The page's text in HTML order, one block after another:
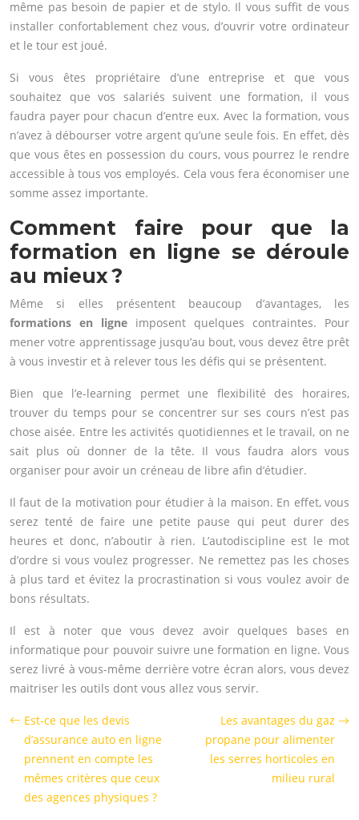
même pas besoin de papier et de stylo. Il vous suffit de vous
installer confortablement chez vous, d’ouvrir votre ordinateur
et le tour est joué.
Si vous êtes propriétaire d’une entreprise et que vous
souhaitez que vos salariés suivent une formation, il vous
faudra payer pour chacun d’entre eux. Avec la formation, vous
n’avez à débourser votre argent qu’une seule fois. En effet, dès
que vous êtes en possession du cours, vous pourrez le rendre
accessible à tous vos employés. Cela vous fera économiser une
somme assez importante.
Comment faire pour que la
formation en ligne se déroule
au mieux ?
Même si elles présentent beaucoup d’avantages, les
formations en ligne imposent quelques contraintes. Pour
mener votre apprentissage jusqu’au bout, vous devez être prêt
à vous investir et à relever tous les défis qui se présentent.
Bien que l’e-learning permet une flexibilité des horaires,
trouver du temps pour se concentrer sur ses cours n’est pas
chose aisée. Entre les activités quotidiennes et le travail, on ne
sait plus où donner de la tête. Il vous faudra alors vous
organiser pour avoir un créneau de libre afin d’étudier.
Il faut de la motivation pour étudier à la maison. En effet, vous
serez tenté de faire une petite pause qui peut durer des
heures et donc, n’aboutir à rien. L’autodiscipline est le mot
d’ordre si vous voulez progresser. Ne remettez pas les choses
à plus tard et évitez la procrastination si vous voulez avoir de
bons résultats.
Il est à noter que vous devez avoir quelques bases en
informatique pour pouvoir suivre une formation en ligne. Vous
serez livré à vous-même derrière votre écran alors, vous devez
maitriser les outils dont vous allez vous servir.
Est-ce que les devis
d’assurance auto en ligne
prennent en compte les
mêmes critères que ceux
des agences physiques ?
Les avantages du gaz
propane pour alimenter
les serres horticoles en
milieu rural